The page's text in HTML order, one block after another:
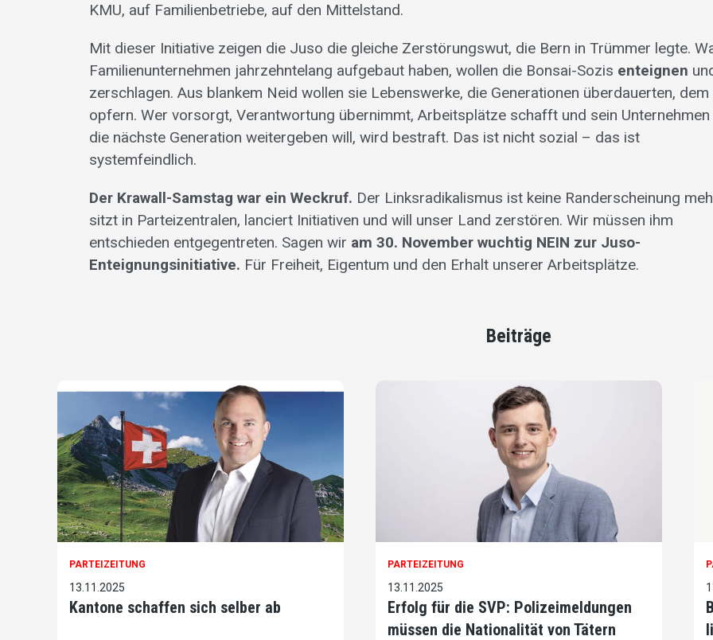
KMU, auf Familienbetriebe, auf den Mittelstand.
Mit dieser Initiative zeigen die Juso die gleiche Zerstörungswut, die Bern in Trümmer legte.
Familienunternehmen jahrzehntelang aufgebaut haben, wollen die Bonsai-Sozis enteignen
zerschlagen. Aus blankem Neid wollen sie Lebenswerke, die Generationen überdauerten, dem
opfern. Wer vorsorgt, Verantwortung übernimmt, Arbeitsplätze schafft und sein Unternehmen
die nächste Generation weitergeben will, wird bestraft. Das ist nicht sozial – das ist
systemfeindlich.
Der Krawall-Samstag war ein Weckruf. Der Linksradikalismus ist keine Randerscheinung
sitzt in Parteizentralen, lanciert Initiativen und will unser Land zerstören. Wir müssen ihm
entschieden entgegentreten. Sagen wir am 30. November wuchtig NEIN zur Juso-
Enteignungsinitiative. Für Freiheit, Eigentum und den Erhalt unserer Arbeitsplätze.
Beiträge
PARTEIZEITUNG
13.11.2025
Kantone schaffen sich selber ab
PARTEIZEITUNG
13.11.2025
Erfolg für die SVP: Polizeimeldungen
müssen die Nationalität von Tätern